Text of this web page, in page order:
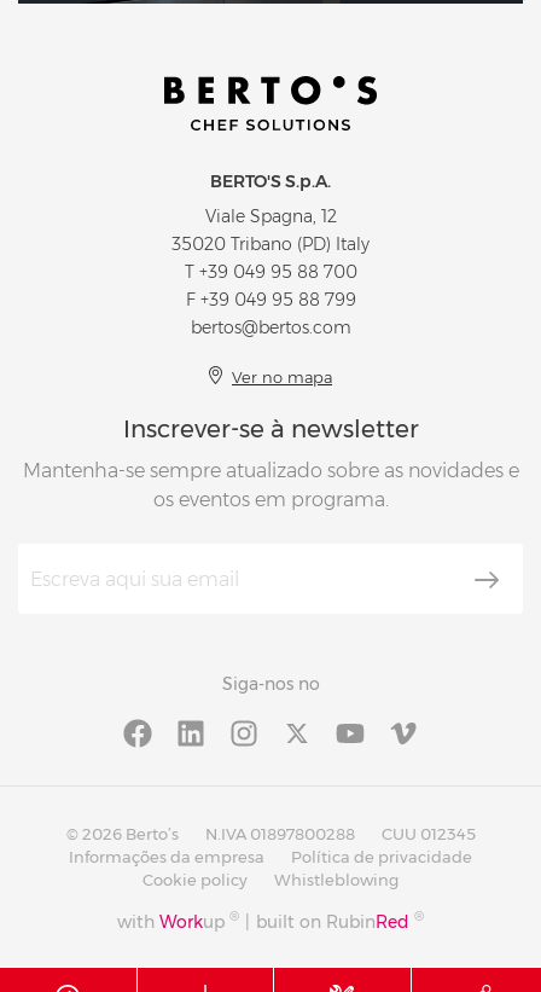
BERTO'S S.p.A.
Viale Spagna, 12
35020 Tribano (PD) Italy
T +39 049 95 88 700
F +39 049 95 88 799
bertos@bertos.com
Ver no mapa
Inscrever-se à newsletter
Mantenha-se sempre atualizado sobre as novidades e
os eventos em programa.
Siga-nos no
© 2026 Berto’s N.IVA 01897800288
CUU 012345
Informações da empresa
Política de privacidade
Cookie policy
Whistleblowing
with Workup ® built on RubinRed ®